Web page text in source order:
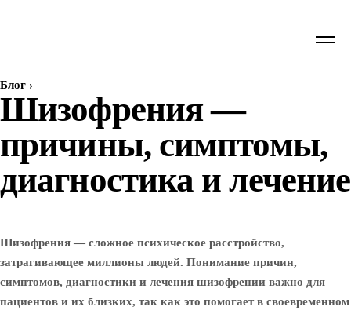
Блог ›
Шизофрения —
причины, симптомы,
диагностика и лечение
Шизофрения — сложное психическое расстройство,
затрагивающее миллионы людей. Понимание причин,
симптомов, диагностики и лечения шизофрении важно для
пациентов и их близких, так как это помогает в своевременном